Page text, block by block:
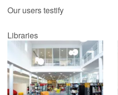
Our users testify
Libraries